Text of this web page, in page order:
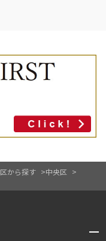
区から探す
中央区
開閉